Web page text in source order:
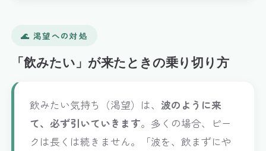
🌊 渇望への対処
「飲みたい」が来たときの乗り切り方
飲みたい気持ち（渇望）は、 波のように来
て、必ず引いていきます。多くの場合、ピー
クは長くは続きません。「波を、飲まずにや